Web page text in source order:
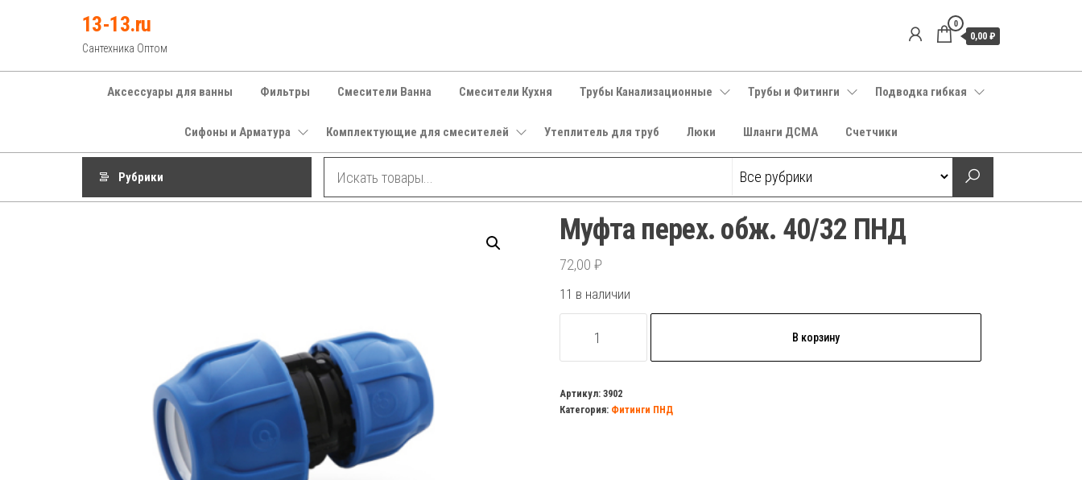
13-13.ru
Сантехника Оптом
0
0,00 ₽
Аксессуары для ванны Фильтры Смесители Ванна Смесители Кухня Трубы Канализационные Трубы и Фитинги Подводка гибкая
Сифоны и Арматура Комплектующие для смесителей Утеплитель для труб Люки Шланги ДСМА Счетчики
Рубрики
Муфта перех. обж. 40/32 ПНД
72,00 ₽
11 в наличии
товара
перех.
обж.
В корзину
Артикул: 3902
Категория: Фитинги ПНД